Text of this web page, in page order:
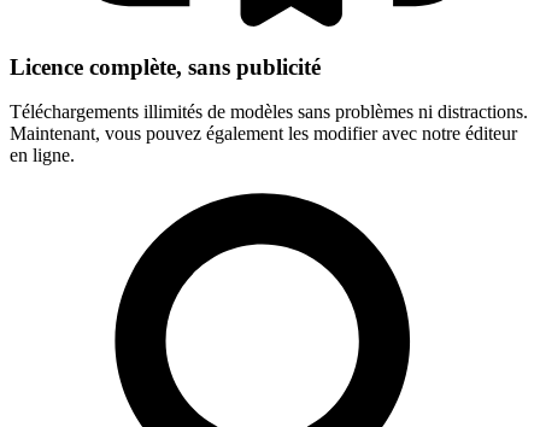
Licence complète, sans publicité
Téléchargements illimités de modèles sans problèmes ni distractions.
Maintenant, vous pouvez également les modifier avec notre éditeur
en ligne.